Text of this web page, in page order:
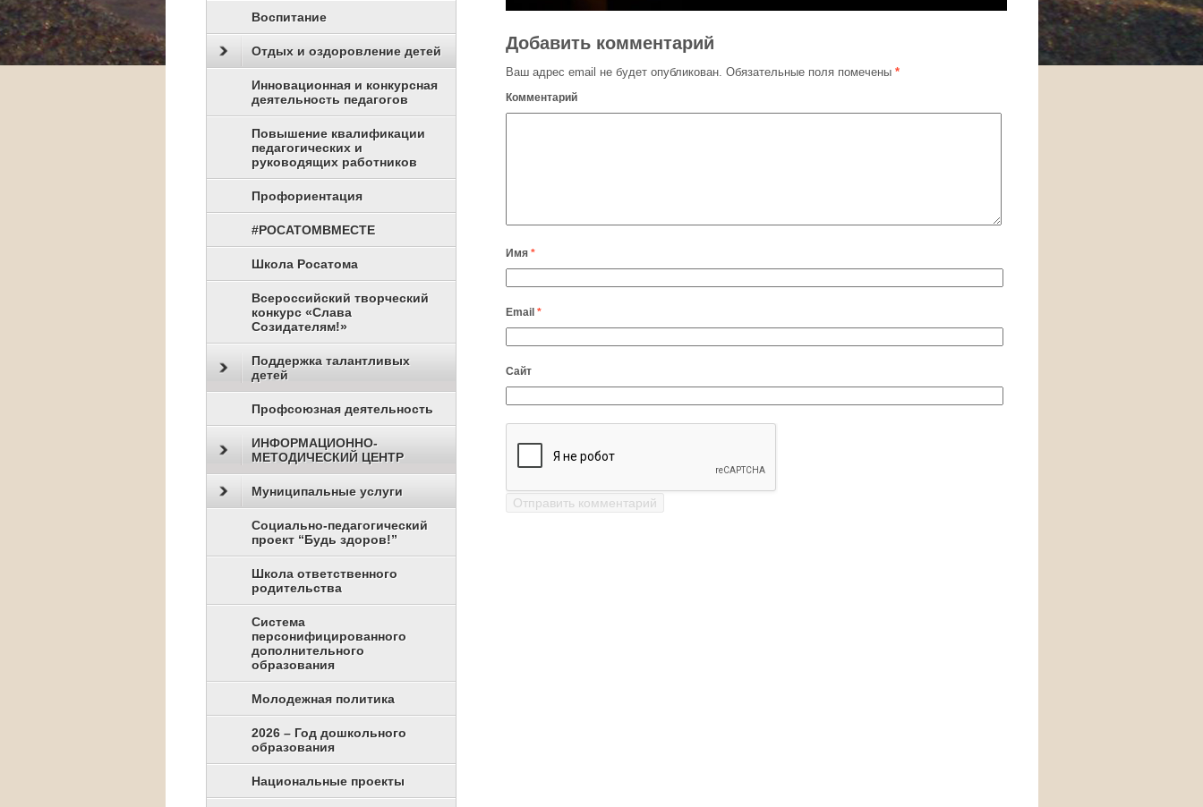
Добавить комментарий
Ваш адрес email не будет опубликован. Обязательные поля помечены *
Комментарий
Имя *
Email *
Сайт
Воспитание
Отдых и оздоровление детей
Инновационная и конкурсная
деятельность педагогов
Повышение квалификации
педагогических и
руководящих работников
Профориентация
#РОСАТОМВМЕСТЕ
Школа Росатома
Всероссийский творческий
конкурс «Слава
Созидателям!»
Поддержка талантливых
детей
Профсоюзная деятельность
ИНФОРМАЦИОННО-
МЕТОДИЧЕСКИЙ ЦЕНТР
Муниципальные услуги
Социально-педагогический
проект “Будь здоров!”
Школа ответственного
родительства
Система
персонифицированного
дополнительного
образования
Молодежная политика
2026 – Год дошкольного
образования
Национальные проекты